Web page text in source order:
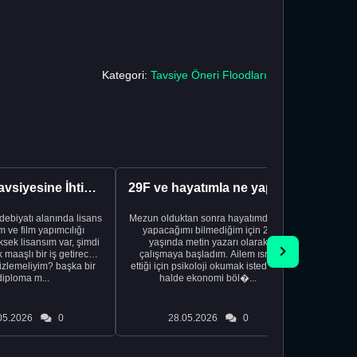
Kategori: Tavsiye Öneri Floodları
Kariyer Tavsiyesine İhtiyacınız Var
alanında lisans
ve film yapımcılığı
lisansım var, şimdi
maaşlı bir iş getirecek
başka bir
m...
0
Mezun olduktan sonra hayatımda ne
yapacağımı bilmediğim için 20
yaşında metin yazarı olarak
çalışmaya başladım. Ailem ısrar
ettiği için psikoloji okumak istediğim
halde ekonomi böl�...
28.05.2026 0